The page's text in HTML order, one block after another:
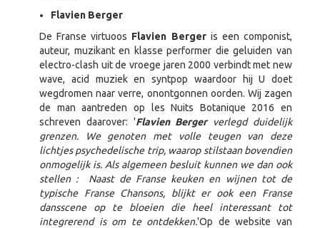
Flavien Berger
De Franse virtuoos Flavien Berger is een componist,
auteur, muzikant en klasse performer die geluiden van
electro-clash uit de vroege jaren 2000 verbindt met new
wave, acid muziek en syntpop waardoor hij U doet
wegdromen naar verre, onontgonnen oorden. Wij zagen
de man aantreden op les Nuits Botanique 2016 en
schreven daarover: 'Flavien Bergerverlegd duidelijk
grenzen. We genoten met volle teugen van deze
lichtjes psychedelische trip, waarop stilstaan bovendien
onmogelijk is. Als algemeen besluit kunnen we dan ook
stellen : Naast de Franse keuken en wijnen tot de
typische Franse Chansons, blijkt er ook een Franse
dansscene op te bloeien die heel interessant tot
integrerend is om te ontdekken.'Op de website van